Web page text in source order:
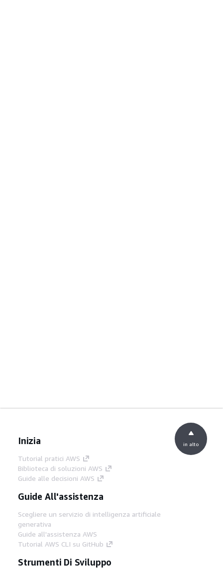
Inizia
Tutorial pratici AWS
Biblioteca di soluzioni AWS
Guide alle decisioni AWS
Guide All'assistenza
Scegliere un servizio di intelligenza artificiale
generativa
Guide all'assistenza AWS
Tutorial AWS CLI su GitHub
Strumenti Di Sviluppo
in alto